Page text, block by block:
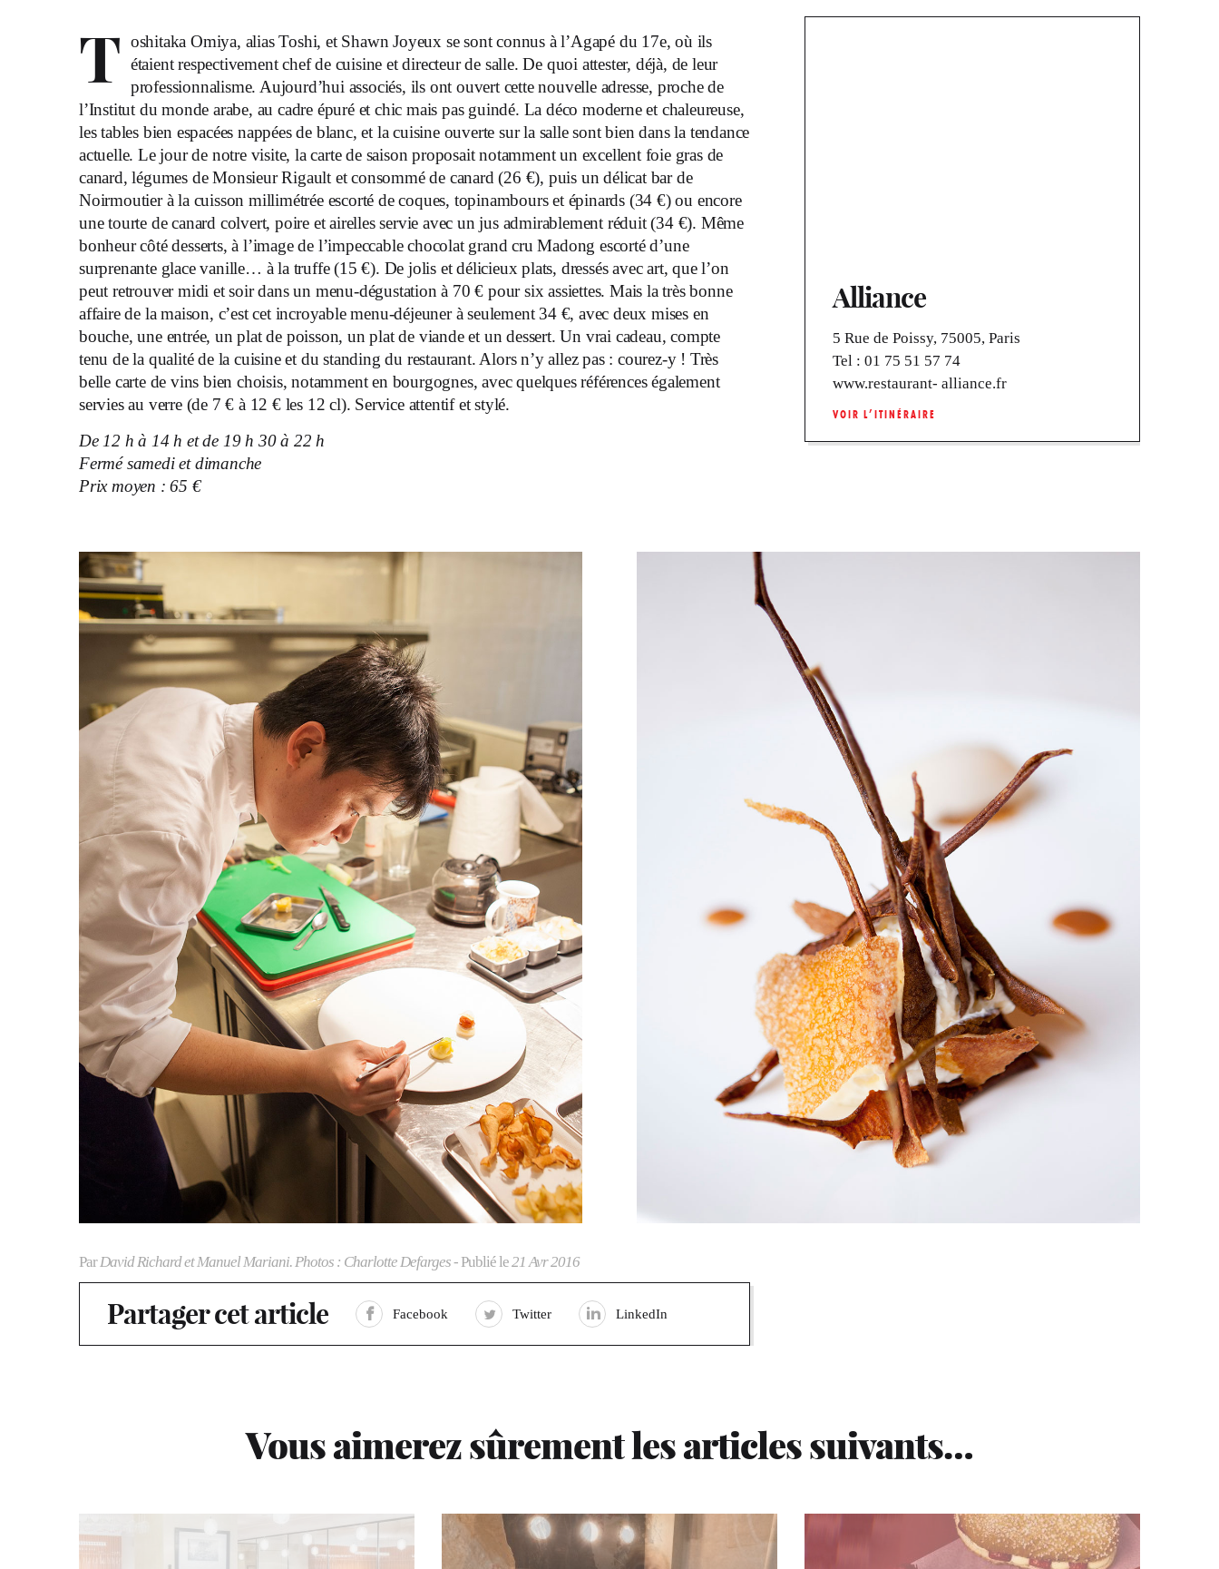
T oshitaka Omiya, alias Toshi, et Shawn Joyeux se sont connus à l’Agapé du 17e, où ils
étaient respectivement chef de cuisine et directeur de salle. De quoi attester, déjà, de leur
professionnalisme. Aujourd’hui associés, ils ont ouvert cette nouvelle adresse, proche de
l’Institut du monde arabe, au cadre épuré et chic mais pas guindé. La déco moderne et chaleureuse,
les tables bien espacées nappées de blanc, et la cuisine ouverte sur la salle sont bien dans la tendance
actuelle. Le jour de notre visite, la carte de saison proposait notamment un excellent foie gras de
canard, légumes de Monsieur Rigault et consommé de canard (26 €), puis un délicat bar de
Noirmoutier à la cuisson millimétrée escorté de coques, topinambours et épinards (34 €) ou encore
une tourte de canard colvert, poire et airelles servie avec un jus admirablement réduit (34 €). Même
bonheur côté desserts, à l’image de l’impeccable chocolat grand cru Madong escorté d’une
surprenante glace vanille… à la truffe (15 €). De jolis et délicieux plats, dressés avec art, que l’on
peut retrouver midi et soir dans un menu-dégustation à 70 € pour six assiettes. Mais la très bonne
affaire de la maison, c’est cet incroyable menu-déjeuner à seulement 34 €, avec deux mises en
bouche, une entrée, un plat de poisson, un plat de viande et un dessert. Un vrai cadeau, compte
tenu de la qualité de la cuisine et du standing du restaurant. Alors n’y allez pas : courez-y ! Très
belle carte de vins bien choisis, notamment en bourgognes, avec quelques références également
servies au verre (de 7 € à 12 € les 12 cl). Service attentif et stylé.
De 12 h à 14 h et de 19 h 30 à 22 h
Fermé samedi et dimanche
Prix moyen : 65 €
Alliance
5 Rue de Poissy, 75005, Paris
Tel : 01 75 51 57 74
www.restaurant- alliance.fr
VOIR L’ITINÉRAIRE
ParDavid Richard et Manuel Mariani. Photos : Charlotte Defarges- Publié le21 Avr 2016
Partager cet article Facebook Twitter LinkedIn
Vous aimerez sûrement les articles suivants…